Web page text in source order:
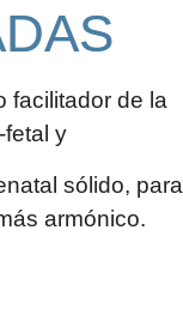
facilitador de la
y
sólido, para
armónico.